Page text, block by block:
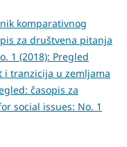
komparativnog
za društvena pitanja
1 (2018): Pregled
i tranzicija u zemljama
časopis za
social issues: No. 1